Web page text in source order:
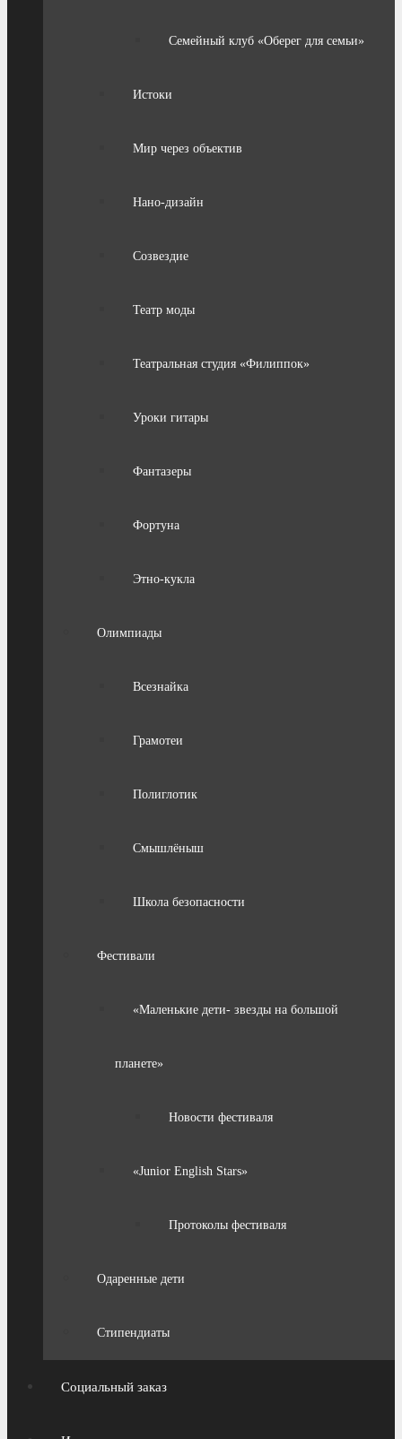
Семейный клуб «Оберег для семьи»
Истоки
Мир через объектив
Нано-дизайн
Созвездие
Театр моды
Театральная студия «Филиппок»
Уроки гитары
Фантазеры
Фортуна
Этно-кукла
Олимпиады
Всезнайка
Грамотеи
Полиглотик
Смышлёныш
Школа безопасности
Фестивали
«Маленькие дети- звезды на большой
планете»
Новости фестиваля
«Junior English Stars»
Протоколы фестиваля
Одаренные дети
Стипендиаты
Социальный заказ